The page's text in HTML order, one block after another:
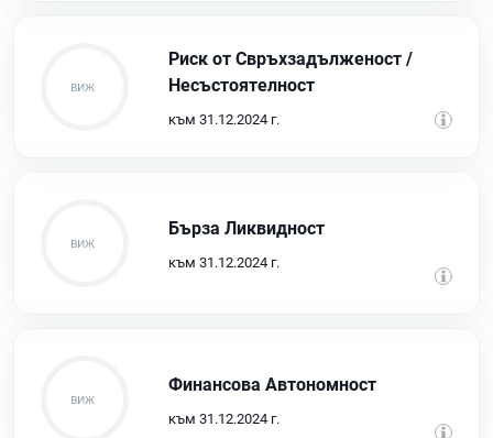
Риск от Свръхзадълженост /
Несъстоятелност
към 31.12.2024 г.
Бърза Ликвидност
към 31.12.2024 г.
Финансова Автономност
към 31.12.2024 г.